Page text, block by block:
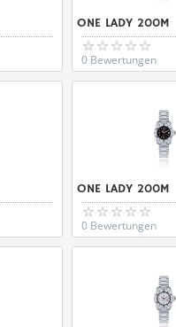
ONE LADY 200M
0 Bewertungen
ONE LADY 200M
0 Bewertungen